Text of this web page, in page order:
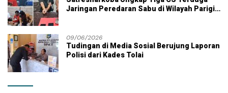
Jaringan Peredaran Sabu di Wilayah Parigi
09/06/2026
Tudingan di Media Sosial Berujung Laporan
Polisi dari Kades Tolai